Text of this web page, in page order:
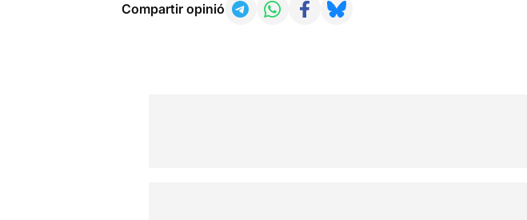
Compartir opinió